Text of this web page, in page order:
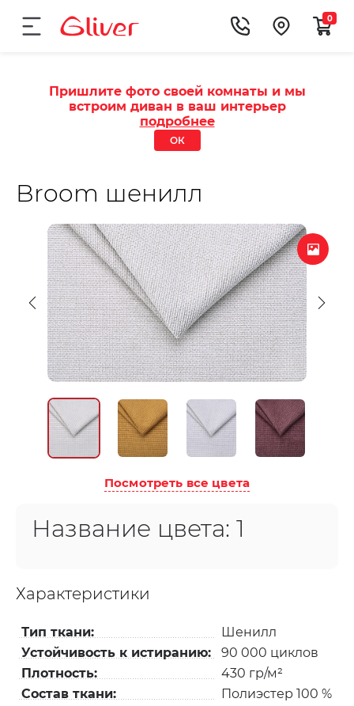
0
Пришлите фото своей комнаты и мы
встроим диван в ваш интерьер
подробнее
ОК
Broom шенилл
Посмотреть все цвета
Название цвета: 1
Характеристики
Тип ткани:
Шенилл
Устойчивость к истиранию:
90 000 циклов
Плотность:
430 гр/м²
Состав ткани:
Полиэстер 100 %